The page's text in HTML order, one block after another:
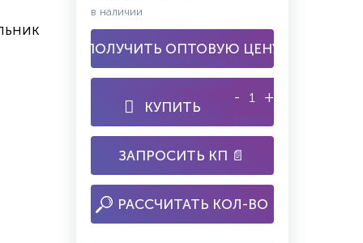
в наличии
ПОЛУЧИТЬ ОПТОВУЮ ЦЕНУ
КУПИТЬ
- +
ЗАПРОСИТЬ КП 📄
РАССЧИТАТЬ КОЛ-ВО